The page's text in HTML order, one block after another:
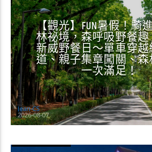
【觀光】FUN暑假！騎
林祕境，森呼吸野餐
新威野餐日～單車穿
道、親子集章闖關、
一次滿足！
Jean-CS
2026-08-07